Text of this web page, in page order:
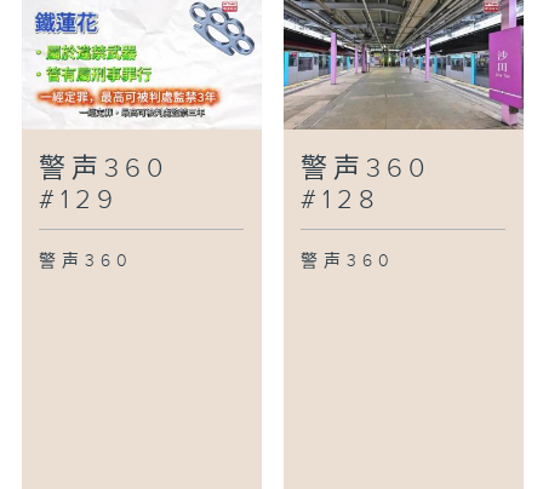
警声360
#129
警声360
警声360
#128
警声360